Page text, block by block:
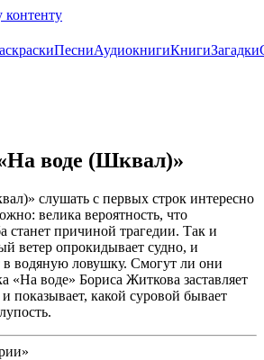
ПесниАудиокнигиКнигиЗагадки
воде (Шквал)»
слушать с первых строк интересно
велика вероятность, что
станет причиной трагедии. Так и
ветер опрокидывает судно, и
водяную ловушку. Смогут ли они
«На воде» Бориса Житкова заставляет
показывает, какой суровой бывает